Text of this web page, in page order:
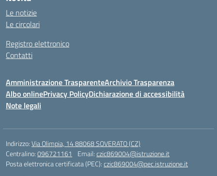
Le notizie
Le circolari
Registro elettronico
Contatti
Amministrazione TrasparenteArchivio Trasparenza
Albo onlinePrivacy PolicyDichiarazione di accessibilità
Note legali
Indirizzo:Via Olimpia, 14 88068 SOVERATO (CZ)
Centralino:096721161 Email:czic869004@istruzione.it
Posta elettronica certificata (PEC):czic869004@pec.istruzione.it